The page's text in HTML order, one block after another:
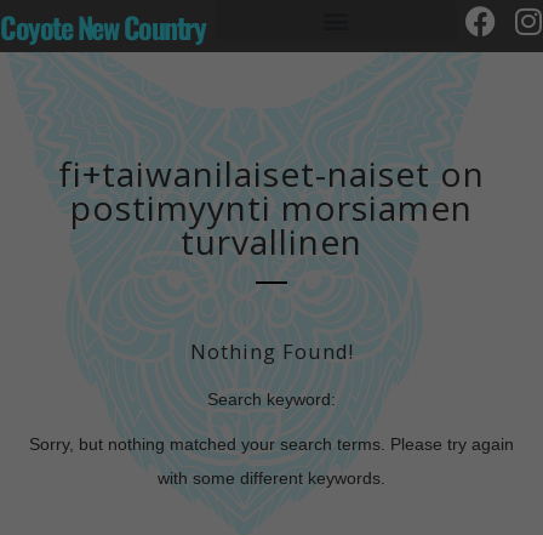
Coyote New Country
fi+taiwanilaiset-naiset on
postimyynti morsiamen
turvallinen
Nothing Found!
Search keyword:
Sorry, but nothing matched your search terms. Please try again
with some different keywords.